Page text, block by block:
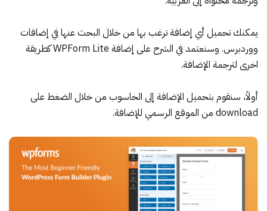
يمكنك تحميل أي إضافة ترغب بها من خلال البحث عنها في إضافات
ووردبرس
. وسنعتمد في الشرح على إضافة WPForm Lite كطريقة
اخرى لترجمة الإضافة.
أولاً، سنقوم بتحميل الإضافة إلى الحاسوب من خلال الضغط على
download من
الموقع الرسمي للإضافة.